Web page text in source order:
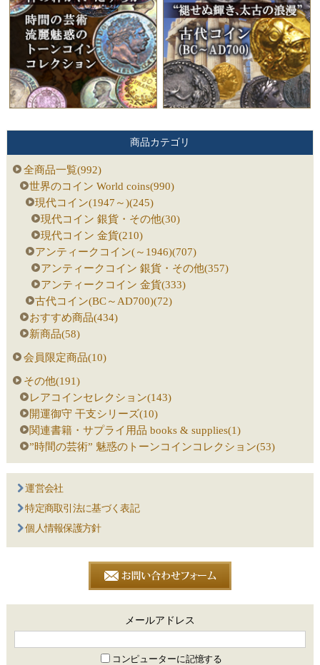
商品カテゴリ
全商品一覧(992)
世界のコイン World coins(990)
現代コイン(1947～)(245)
現代コイン 銀貨・その他(30)
現代コイン 金貨(210)
アンティークコイン(～1946)(707)
アンティークコイン 銀貨・その他(357)
アンティークコイン 金貨(333)
古代コイン(BC～AD700)(72)
おすすめ商品(434)
新商品(58)
会員限定商品(10)
その他(191)
レアコインセレクション(143)
開運御守 干支シリーズ(10)
関連書籍・サプライ用品 books & supplies(1)
”時間の芸術” 魅惑のトーンコインコレクション(53)
運営会社
特定商取引法に基づく表記
個人情報保護方針
メールアドレス
コンピューターに記憶する